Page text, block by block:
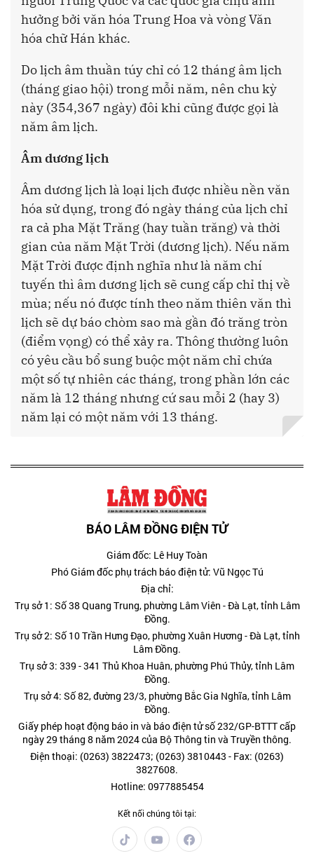
hưởng bởi văn hóa Trung Hoa và vòng Văn
hóa chữ Hán khác.
Do lịch âm thuần túy chỉ có 12 tháng âm lịch
(tháng giao hội) trong mỗi năm, nên chu kỳ
này (354,367 ngày) đôi khi cũng được gọi là
năm âm lịch.
Âm dương lịch
Âm dương lịch là loại lịch được nhiều nền văn
hóa sử dụng, trong đó ngày tháng của lịch chỉ
ra cả pha Mặt Trăng (hay tuần trăng) và thời
gian của năm Mặt Trời (dương lịch). Nếu năm
Mặt Trời được định nghĩa như là năm chí
tuyến thì âm dương lịch sẽ cung cấp chỉ thị về
mùa; nếu nó được tính theo năm thiên văn thì
lịch sẽ dự báo chòm sao mà gần đó trăng tròn
(điểm vọng) có thể xảy ra. Thông thường luôn
có yêu cầu bổ sung buộc một năm chỉ chứa
một số tự nhiên các tháng, trong phần lớn các
năm là 12 tháng nhưng cứ sau mỗi 2 (hay 3)
năm lại có một năm với 13 tháng.
BÁO LÂM ĐỒNG ĐIỆN TỬ
Giám đốc: Lê Huy Toàn
Phó Giám đốc phụ trách báo điện tử: Vũ Ngọc Tú
Địa chỉ:
Trụ sở 1: Số 38 Quang Trung, phường Lâm Viên - Đà Lạt, tỉnh Lâm
Đồng.
Trụ sở 2: Số 10 Trần Hưng Đạo, phường Xuân Hương - Đà Lạt, tỉnh
Lâm Đồng.
Trụ sở 3: 339 - 341 Thủ Khoa Huân, phường Phú Thủy, tỉnh Lâm
Đồng.
Trụ sở 4: Số 82, đường 23/3, phường Bắc Gia Nghĩa, tỉnh Lâm
Đồng.
Giấy phép hoạt động báo in và báo điện tử số 232/GP-BTTT cấp
ngày 29 tháng 8 năm 2024 của Bộ Thông tin và Truyền thông.
Điện thoại: (0263) 3822473; (0263) 3810443 - Fax: (0263)
3827608.
Hotline: 0977885454
Kết nối chúng tôi tại: